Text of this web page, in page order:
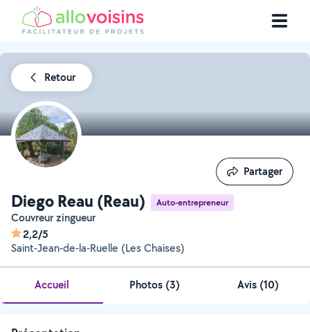
Retour
Diego Reau (Reau) Auto-entrepreneur
Couvreur zingueur
2,2/5
Saint-Jean-de-la-Ruelle (Les Chaises)
Partager
Partager
Accueil Photos (3) Avis (10)